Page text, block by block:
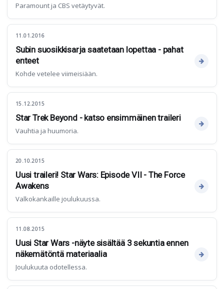
Paramount ja CBS vetäytyvät.
11.01.2016
Subin suosikkisarja saatetaan lopettaa - pahat
enteet
Kohde vetelee viimeisiään.
15.12.2015
Star Trek Beyond - katso ensimmäinen traileri
Vauhtia ja huumoria.
20.10.2015
Uusi traileri! Star Wars: Episode VII - The Force
Awakens
Valkokankaille joulukuussa.
11.08.2015
Uusi Star Wars -näyte sisältää 3 sekuntia ennen
näkemätöntä materiaalia
Joulukuuta odotellessa.